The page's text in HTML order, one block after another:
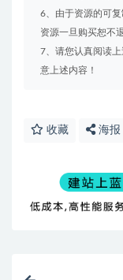
6、由于资源的可
资源一旦购买恕不
7、请您认真阅读
意上述内容！
收藏 海报